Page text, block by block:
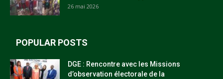
26 mai 2026
POPULAR POSTS
DGE : Rencontre avec les Missions
d’observation électorale de la